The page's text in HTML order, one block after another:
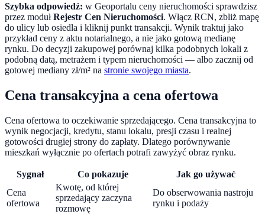
Szybka odpowiedź: w Geoportalu ceny nieruchomości sprawdzisz
przez modułRejestr Cen Nieruchomości. Włącz RCN, zbliż mapę
do ulicy lub osiedla i kliknij punkt transakcji. Wynik traktuj jako
przykład ceny z aktu notarialnego, a nie jako gotową medianę
rynku. Do decyzji zakupowej porównaj kilka podobnych lokali z
podobną datą, metrażem i typem nieruchomości — albo zacznij od
gotowej mediany zł/m² na stronie swojego miasta.
Cena transakcyjna a cena ofertowa
Cena ofertowa to oczekiwanie sprzedającego. Cena transakcyjna to
wynik negocjacji, kredytu, stanu lokalu, presji czasu i realnej
gotowości drugiej strony do zapłaty. Dlatego porównywanie
mieszkań wyłącznie po ofertach potrafi zawyżyć obraz rynku.
Sygnał Co pokazuje
Jak go używać
Cena
ofertowa
Kwotę, od której
sprzedający zaczyna
rozmowę
Do obserwowania nastroju
rynku i podaży